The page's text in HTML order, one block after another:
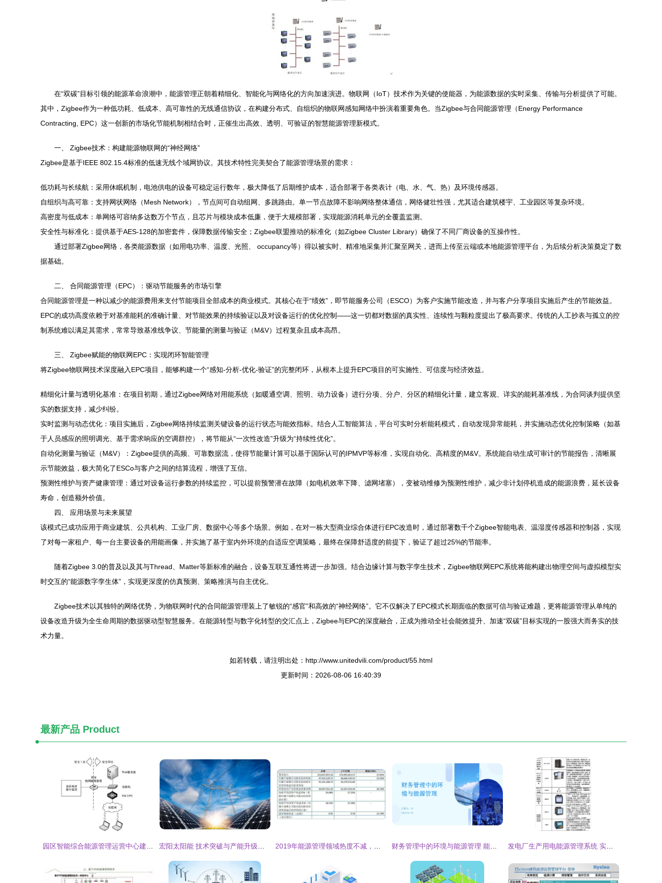
在“双碳”目标引领的能源革命浪潮中，能源管理正朝着精细化、智能化与网络化的方向加速演进。物联网（IoT）技术作为关键的使能器，为能源数据的实时采集、传输与分析提供了可能。
其中，Zigbee作为一种低功耗、低成本、高可靠性的无线通信协议，在构建分布式、自组织的物联网感知网络中扮演着重要角色。当Zigbee与合同能源管理（Energy Performance
Contracting, EPC）这一创新的市场化节能机制相结合时，正催生出高效、透明、可验证的智慧能源管理新模式。
一、 Zigbee技术：构建能源物联网的“神经网络”
Zigbee是基于IEEE 802.15.4标准的低速无线个域网协议。其技术特性完美契合了能源管理场景的需求：
低功耗与长续航：采用休眠机制，电池供电的设备可稳定运行数年，极大降低了后期维护成本，适合部署于各类表计（电、水、气、热）及环境传感器。
自组织与高可靠：支持网状网络（Mesh Network），节点间可自动组网、多跳路由。单一节点故障不影响网络整体通信，网络健壮性强，尤其适合建筑楼宇、工业园区等复杂环境。
高密度与低成本：单网络可容纳多达数万个节点，且芯片与模块成本低廉，便于大规模部署，实现能源消耗单元的全覆盖监测。
安全性与标准化：提供基于AES-128的加密套件，保障数据传输安全；Zigbee联盟推动的标准化（如Zigbee Cluster Library）确保了不同厂商设备的互操作性。
通过部署Zigbee网络，各类能源数据（如用电功率、温度、光照、 occupancy等）得以被实时、精准地采集并汇聚至网关，进而上传至云端或本地能源管理平台，为后续分析决策奠定了数
据基础。
二、 合同能源管理（EPC）：驱动节能服务的市场引擎
合同能源管理是一种以减少的能源费用来支付节能项目全部成本的商业模式。其核心在于“绩效”，即节能服务公司（ESCO）为客户实施节能改造，并与客户分享项目实施后产生的节能效益。
EPC的成功高度依赖于对基准能耗的准确计量、对节能效果的持续验证以及对设备运行的优化控制——这一切都对数据的真实性、连续性与颗粒度提出了极高要求。传统的人工抄表与孤立的控
制系统难以满足其需求，常常导致基准线争议、节能量的测量与验证（M&V）过程复杂且成本高昂。
三、 Zigbee赋能的物联网EPC：实现闭环智能管理
将Zigbee物联网技术深度融入EPC项目，能够构建一个“感知-分析-优化-验证”的完整闭环，从根本上提升EPC项目的可实施性、可信度与经济效益。
精细化计量与透明化基准：在项目初期，通过Zigbee网络对用能系统（如暖通空调、照明、动力设备）进行分项、分户、分区的精细化计量，建立客观、详实的能耗基准线，为合同谈判提供坚
实的数据支持，减少纠纷。
实时监测与动态优化：项目实施后，Zigbee网络持续监测关键设备的运行状态与能效指标。结合人工智能算法，平台可实时分析能耗模式，自动发现异常能耗，并实施动态优化控制策略（如基
于人员感应的照明调光、基于需求响应的空调群控），将节能从“一次性改造”升级为“持续性优化”。
自动化测量与验证（M&V）：Zigbee提供的高频、可靠数据流，使得节能量计算可以基于国际认可的IPMVP等标准，实现自动化、高精度的M&V。系统能自动生成可审计的节能报告，清晰展
示节能效益，极大简化了ESCo与客户之间的结算流程，增强了互信。
预测性维护与资产健康管理：通过对设备运行参数的持续监控，可以提前预警潜在故障（如电机效率下降、滤网堵塞），变被动维修为预测性维护，减少非计划停机造成的能源浪费，延长设备
寿命，创造额外价值。
四、 应用场景与未来展望
该模式已成功应用于商业建筑、公共机构、工业厂房、数据中心等多个场景。例如，在对一栋大型商业综合体进行EPC改造时，通过部署数千个Zigbee智能电表、温湿度传感器和控制器，实现
了对每一家租户、每一台主要设备的用能画像，并实施了基于室内外环境的自适应空调策略，最终在保障舒适度的前提下，验证了超过25%的节能率。
随着Zigbee 3.0的普及以及其与Thread、Matter等新标准的融合，设备互联互通性将进一步加强。结合边缘计算与数字孪生技术，Zigbee物联网EPC系统将能构建出物理空间与虚拟模型实
时交互的“能源数字孪生体”，实现更深度的仿真预测、策略推演与自主优化。
Zigbee技术以其独特的网络优势，为物联网时代的合同能源管理装上了敏锐的“感官”和高效的“神经网络”。它不仅解决了EPC模式长期面临的数据可信与验证难题，更将能源管理从单纯的
设备改造升级为全生命周期的数据驱动型智慧服务。在能源转型与数字化转型的交汇点上，Zigbee与EPC的深度融合，正成为推动全社会能效提升、加速“双碳”目标实现的一股强大而务实的技
术力量。
如若转载，请注明出处：http://www.unitedvili.com/product/55.html
更新时间：2026-08-06 16:40:39
最新产品 Product